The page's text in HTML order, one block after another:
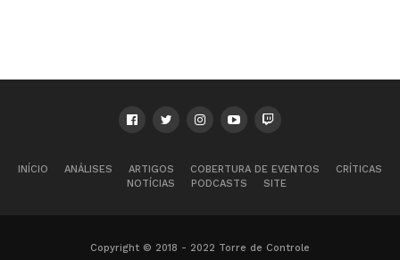
INÍCIO ANÁLISES ARTIGOS COBERTURA DE EVENTOS
CRÍTICAS
NOTÍCIAS
PODCASTS SITE
Copyright © 2018 - 2022 Torre de Controle